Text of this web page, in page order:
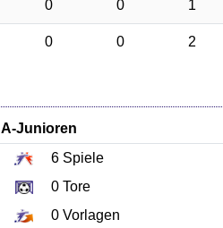
0 0 1
0 0 2
A-Junioren
6 Spiele
0 Tore
0 Vorlagen